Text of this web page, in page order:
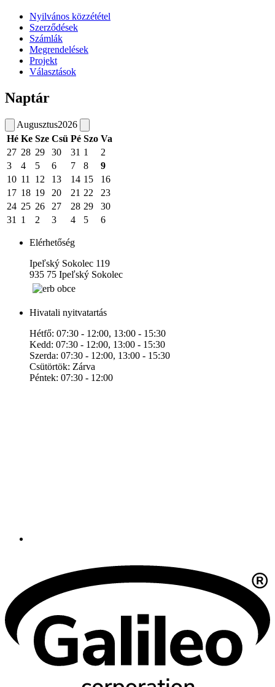
Nyilvános közzététel
Szerződések
Számlák
Megrendelések
Projekt
Választások
Naptár
Augusztus2026
Hé Ke Sze Csü Pé Szo Va
27 28 29 30 31 1
2
3
4 5 6 7 8
9
10 11 12 13 14 15
16
17 18 19 20 21 22
23
24 25 26 27 28 29
30
31
1 2 3 4 5 6
Elérhetőség
Ipeľský Sokolec 119
935 75 Ipeľský Sokolec
Hivatali nyitvatartás
Hétfő: 07:30 - 12:00, 13:00 - 15:30
Kedd: 07:30 - 12:00, 13:00 - 15:30
Szerda: 07:30 - 12:00, 13:00 - 15:30
Csütörtök: Zárva
Péntek: 07:30 - 12:00